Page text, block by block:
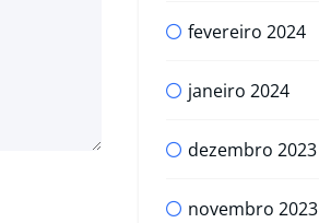
fevereiro 2024
janeiro 2024
dezembro 2023
novembro 2023